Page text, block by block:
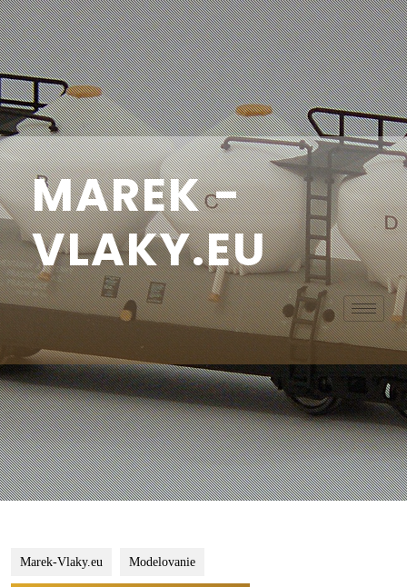
MAREK -
VLAKY.EU
Marek-Vlaky.eu Modelovanie